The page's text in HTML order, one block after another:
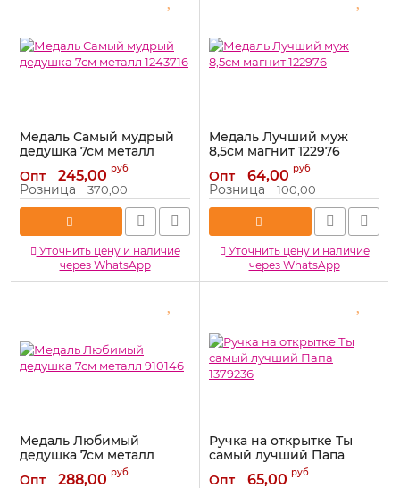
Медаль Самый мудрый
дедушка 7см металл
Артикул: 1243716
Опт 245,00 руб
Розница 370,00
Уточнить цену и наличие
через WhatsApp
Медаль Лучший муж
8,5см магнит 122976
Артикул: 122976
Опт 64,00 руб
Розница 100,00
Уточнить цену и наличие
через WhatsApp
Медаль Любимый
дедушка 7см металл
Опт 288,00 руб
Ручка на открытке Ты
самый лучший Папа
Опт 65,00 руб